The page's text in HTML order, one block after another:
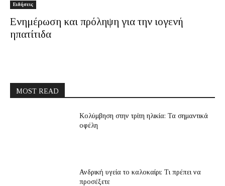
Ειδήσεις
Ενημέρωση και πρόληψη για την ιογενή
ηπατίτιδα
MOST READ
Κολύμβηση στην τρίτη ηλικία: Τα σημαντικά
οφέλη
Ανδρική υγεία το καλοκαίρι: Τι πρέπει να
προσέξετε